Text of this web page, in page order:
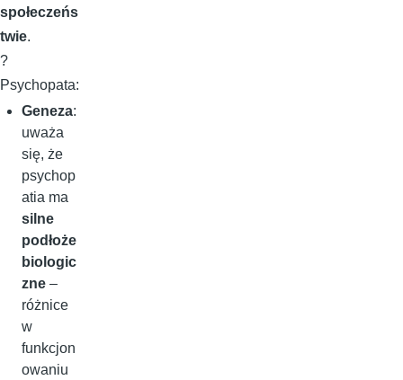
społeczeńs
twie.
?
Psychopata:
Geneza:
uważa
się, że
psychop
atia ma
silne
podłoże
biologic
zne –
różnice
w
funkcjon
owaniu